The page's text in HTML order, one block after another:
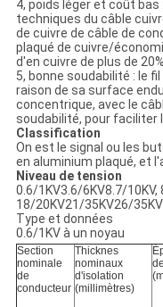
4, poids léger et coût
techniques du câble
de cuivre de câble de
plaqué de cuivre/
d'en cuivre de plus de
5, bonne soudabilité : le
raison de sa surface
concentrique, avec le
soudabilité, pour faciliter
Classification
On est le signal ou les
en aluminium plaqué, et
Niveau de tension
0.6/1KV3.6/6KV8.7/
18/20KV21/35KV26/35KV
Type et données
0.6/1KV à un noyau
Section
nominale
de
conducteur
Thicknes
nominaux
d'isolation
(millimètres)